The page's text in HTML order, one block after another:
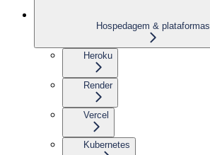
Hospedagem & plataformas
Heroku
Render
Vercel
Kubernetes